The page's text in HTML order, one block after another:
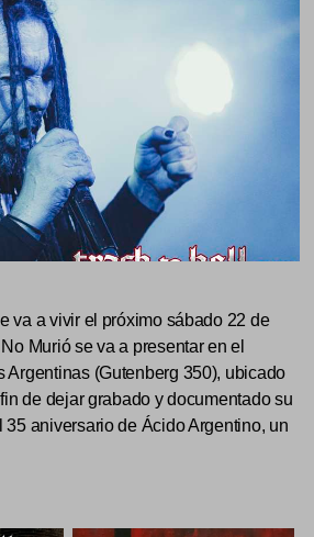
va a vivir el próximo sábado 22 de
Murió se va a presentar en el
Argentinas (Gutenberg 350), ubicado
de dejar grabado y documentado su
aniversario de Ácido Argentino, un